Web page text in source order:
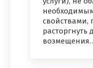
свойствами,
расторгнуть